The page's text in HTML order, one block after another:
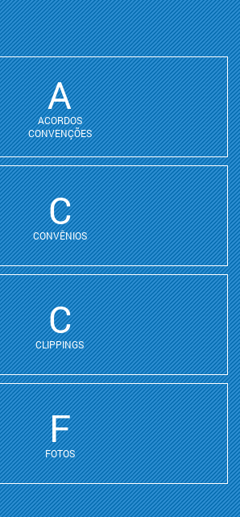
A
ACORDOS
CONVENÇÕES
C
CONVÊNIOS
C
CLIPPINGS
F
FOTOS